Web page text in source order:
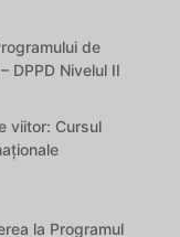
de
DPPD Nivelul II
viitor: Cursul
la Programul